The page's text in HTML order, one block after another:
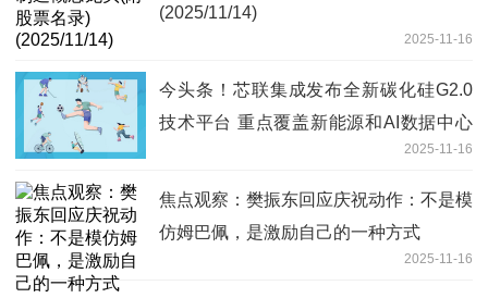
(2025/11/14)
2025-11-16
今头条！芯联集成发布全新碳化硅G2.0
技术平台 重点覆盖新能源和AI数据中心
2025-11-16
焦点观察：樊振东回应庆祝动作：不是模
仿姆巴佩，是激励自己的一种方式
2025-11-16